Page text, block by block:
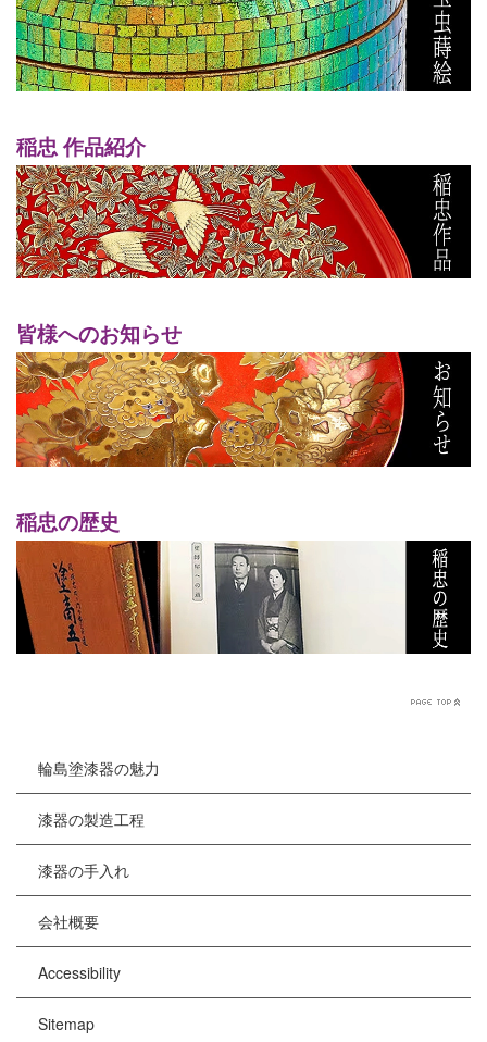
稲忠 作品紹介
皆様へのお知らせ
稲忠の歴史
輪島塗漆器の魅力
漆器の製造工程
漆器の手入れ
会社概要
Accessibility
Sitemap